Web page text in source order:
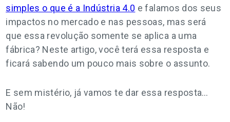
simples o que é a Indústria 4.0 e falamos dos seus
impactos no mercado e nas pessoas, mas será
que essa revolução somente se aplica a uma
fábrica? Neste artigo, você terá essa resposta e
ficará sabendo um pouco mais sobre o assunto.
E sem mistério, já vamos te dar essa resposta…
Não!